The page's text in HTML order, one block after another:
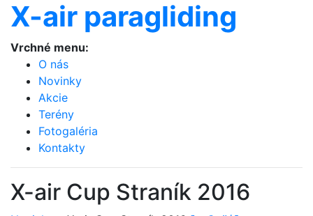
X-air paragliding
Vrchné menu:
O nás
Novinky
Akcie
Terény
Fotogaléria
Kontakty
X-air Cup Straník 2016